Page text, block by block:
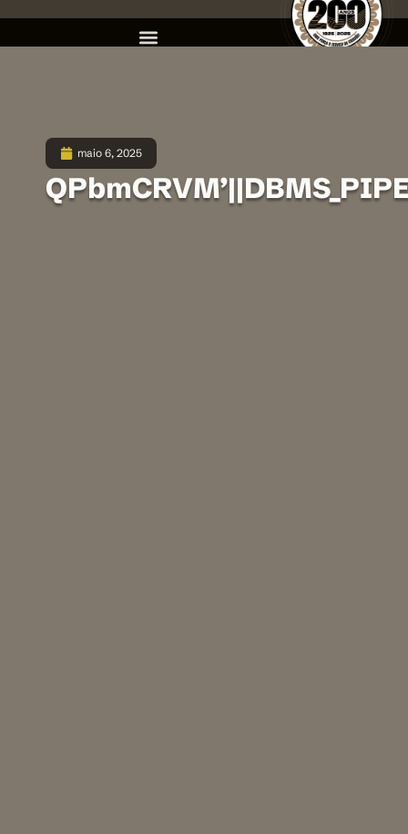
maio 6, 2025